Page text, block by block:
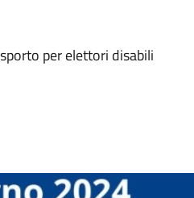
per elettori disabili